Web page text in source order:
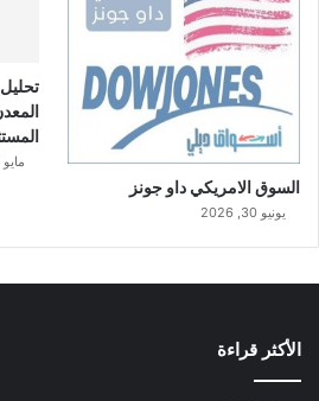
السوق الامريكي داو جونز
يونيو 30, 2026
مايو 14, 2026
الأكثر قراءة